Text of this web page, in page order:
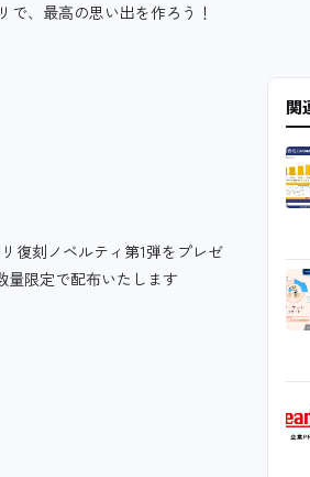
で、最高の思い出を作ろう！
復刻ノベルティ第1弾をプレゼ
限定で配布いたします
関